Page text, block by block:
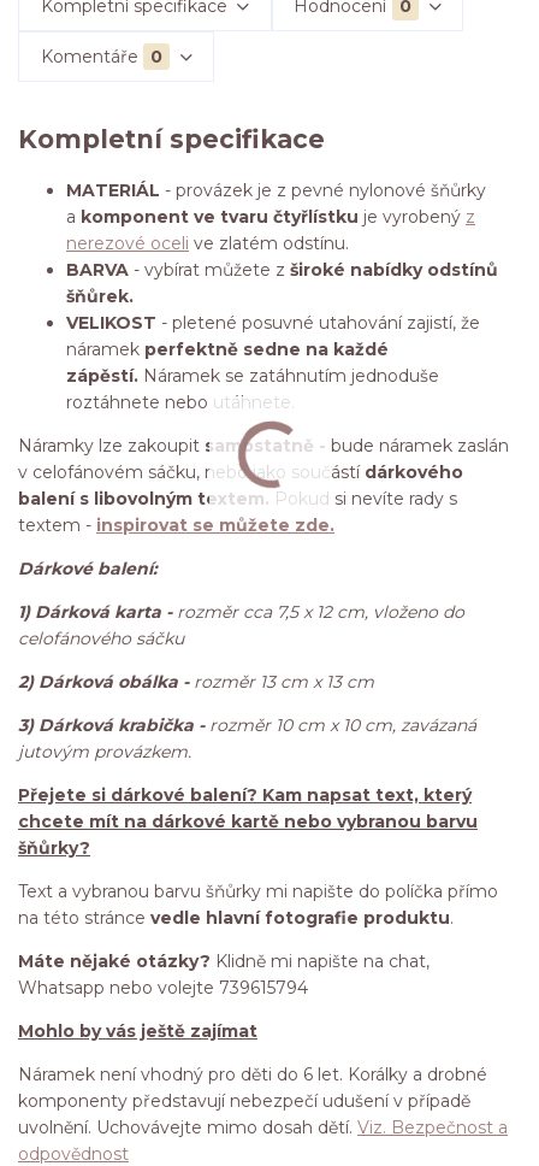
Kompletní specifikace Hodnocení 0
Komentáře 0
Kompletní specifikace
MATERIÁL - provázek je z pevné nylonové šňůrky
a komponent ve tvaru čtyřlístku je vyrobený z
nerezové oceli ve zlatém odstínu.
BARVA - vybírat můžete z široké nabídky odstínů
šňůrek.
VELIKOST - pletené posuvné utahování zajistí, že
náramek perfektně sedne na každé
zápěstí. Náramek se zatáhnutím jednoduše
roztáhnete nebo utáhnete.
Náramky lze zakoupit samostatně - bude náramek zaslán
v celofánovém sáčku, nebo jako součástí dárkového
balení s libovolným textem. Pokud si nevíte rady s
textem - inspirovat se můžete zde.
Dárkové balení:
1) Dárková karta - rozměr cca 7,5 x 12 cm, vloženo do
celofánového sáčku
2) Dárková obálka -rozměr 13 cm x 13 cm
3) Dárková krabička - rozměr 10 cm x 10 cm, zavázaná
jutovým provázkem.
Přejete si dárkové balení? Kam napsat text, který
chcete mít na dárkové kartě nebo vybranou barvu
šňůrky?
Text a vybranou barvu šňůrky mi napište do políčka přímo
na této stránce vedle hlavní fotografie produktu.
Máte nějaké otázky? Klidně mi napište na chat,
Whatsapp nebo volejte 739615794
Mohlo by vás ještě zajímat
Náramek není vhodný pro děti do 6 let. Korálky a drobné
komponenty představují nebezpečí udušení v případě
uvolnění. Uchovávejte mimo dosah dětí. Viz. Bezpečnost a
odpovědnost